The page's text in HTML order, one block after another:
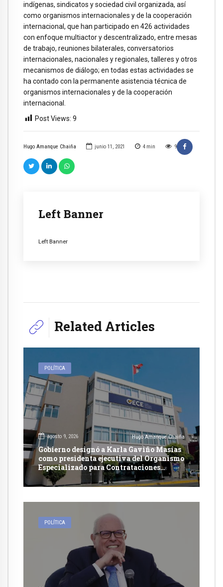
Hugo Amanque Chaiña junio 11, 2021 4 min 9
Left Banner
Left Banner
indígenas, sindicatos y sociedad civil organizada, así
como organismos internacionales y de la cooperación
internacional, que han participado en 426 actividades
con enfoque multiactor y descentralizado, entre mesas
de trabajo, reuniones bilaterales, conversatorios
internacionales, nacionales y regionales, talleres y otros
mecanismos de diálogo; en todas estas actividades se
ha contado con la permanente asistencia técnica de
organismos internacionales y de la cooperación
internacional.
Post Views: 9
Related Articles
POLÍTICA
agosto 9, 2026 Hugo Amanque Chaiña
Gobierno designó a Karla Gaviño Masías
como presidenta ejecutiva del Organismo
Especializado para Contrataciones
Públicas Eficientes
POLÍTICA